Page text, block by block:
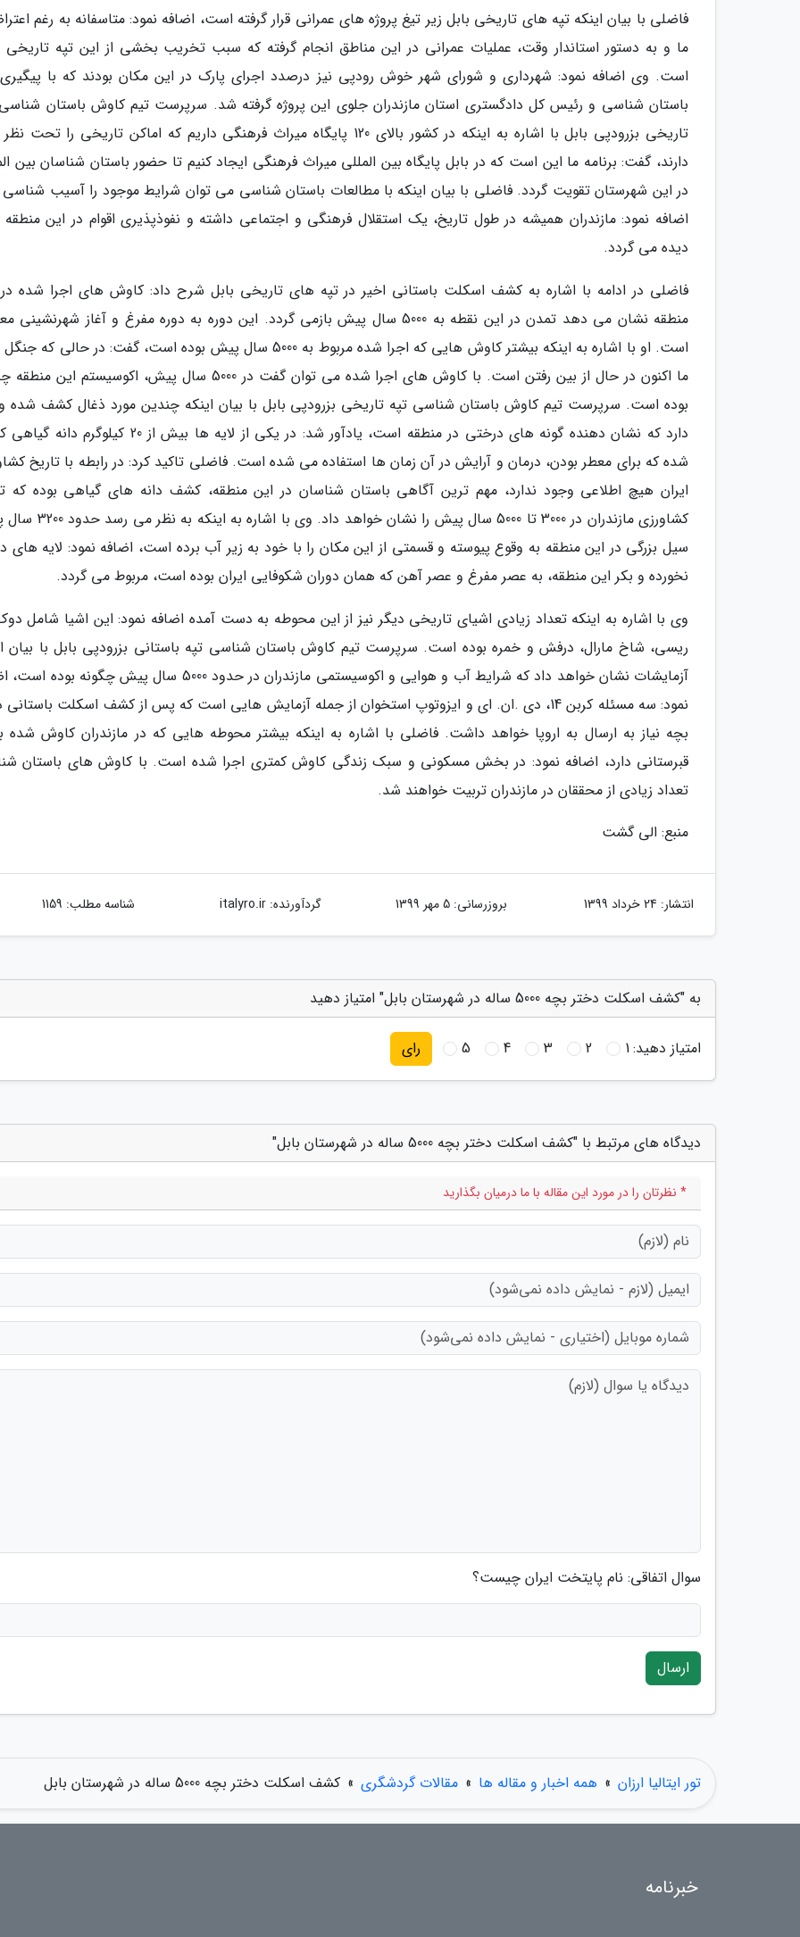
فاضلی با بیان اینکه تپه های تاریخی بابل زیر تیغ پروژه های عمرانی قرار گرفته است، اضافه نمود: متاسفانه به رغم
ما و به دستور استاندار وقت، عملیات عمرانی در این مناطق انجام گرفته که سبب تخریب بخشی از این تپه
است. وی اضافه نمود: شهرداری و شورای شهر خوش رودپی نیز درصدد اجرای پارک در این مکان بودند که با
باستان شناسی و رئیس کل دادگستری استان مازندران جلوی این پروژه گرفته شد. سرپرست تیم کاوش باستان
تاریخی بزرودپی بابل با اشاره به اینکه در کشور بالای 120 پایگاه میراث فرهنگی داریم که اماکن تاریخی را
دارند، گفت: برنامه ما این است که در بابل پایگاه بین المللی میراث فرهنگی ایجاد کنیم تا حضور باستان شناسان بین
در این شهرستان تقویت گردد. فاضلی با بیان اینکه با مطالعات باستان شناسی می توان شرایط موجود را آسیب شناسی
اضافه نمود: مازندران همیشه در طول تاریخ، یک استقلال فرهنگی و اجتماعی داشته و نفوذپذیری اقوام در این منطقه
دیده می گردد.
فاضلی در ادامه با اشاره به کشف اسکلت باستانی اخیر در تپه های تاریخی بابل شرح داد: کاوش های اجرا شده
منطقه نشان می دهد تمدن در این نقطه به 5000 سال پیش بازمی گردد. این دوره به دوره مفرغ و آغاز
است. او با اشاره به اینکه بیشتر کاوش هایی که اجرا شده مربوط به 5000 سال پیش بوده است، گفت: در حالی
ما اکنون در حال از بین رفتن است. با کاوش های اجرا شده می توان گفت در 5000 سال پیش، اکوسیستم
بوده است. سرپرست تیم کاوش باستان شناسی تپه تاریخی بزرودپی بابل با بیان اینکه چندین مورد ذغال کشف شده
دارد که نشان دهنده گونه های درختی در منطقه است، یادآور شد: در یکی از لایه ها بیش از 20
شده که برای معطر بودن، درمان و آرایش در آن زمان ها استفاده می شده است. فاضلی تاکید کرد: در رابطه با تاریخ
ایران هیچ اطلاعی وجود ندارد، مهم ترین آگاهی باستان شناسان در این منطقه، کشف دانه های گیاهی بوده که
کشاورزی مازندران در 3000 تا 5000 سال پیش را نشان
سیل بزرگی در این منطقه به وقوع پیوسته و قسمتی از این مکان را با خود به زیر آب برده است، اضافه نمود: لایه
نخورده و بکر این منطقه، به عصر مفرغ و عصر آهن که همان دوران شکوفایی ایران بوده است، مربوط می گردد.
وی با اشاره به اینکه تعداد زیادی اشیای تاریخی دیگر نیز از این محوطه به دست آمده اضافه نمود: این اشیا شامل
ریسی، شاخ مارال، درفش و خمره بوده است. سرپرست تیم کاوش باستان شناسی تپه باستانی بزرودپی بابل با بیان
آزمایشات نشان خواهد داد که شرایط آب و هوایی و اکوسیستمی مازندران در حدود 5000 سال پیش چگونه
نمود: سه مسئله کربن 14، دی .ان. ای و ایزوتوپ استخوان از جمله آزمایش هایی است که پس از کشف اسکلت
بچه نیاز به ارسال به اروپا خواهد داشت. فاضلی با اشاره به اینکه بیشتر محوطه هایی که در مازندران کاوش شده
قبرستانی دارد، اضافه نمود: در بخش مسکونی و سبک زندگی کاوش کمتری اجرا شده است. با کاوش های باستان
تعداد زیادی از محققان در مازندران تربیت خواهند شد.
منبع: الی گشت
انتشار: 24 خرداد 1399 بروزرسانی: 5 مهر 1399 گردآورنده:italyro.ir شناسه مطلب: 1159
به "کشف اسکلت دختر بچه 5000 ساله در شهرستان بابل" امتیاز دهید
امتیاز دهید:1
2
3
4
5 رای
دیدگاه های مرتبط با "کشف اسکلت دختر بچه 5000 ساله در شهرستان بابل"
* نظرتان را در مورد این مقاله با ما درمیان بگذارید
سوال اتفاقی: نام پایتخت ایران چیست؟
ارسال
تور ایتالیا ارزان » همه اخبار و مقاله ها » مقالات گردشگری » کشف اسکلت دختر بچه 5000 ساله در شهرستان بابل
خبرنامه